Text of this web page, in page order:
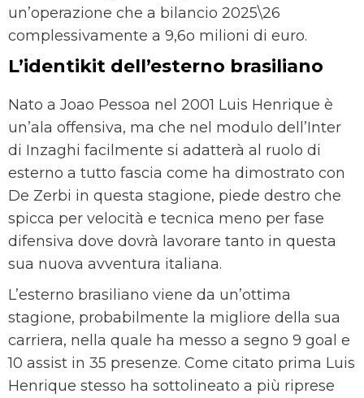
un’operazione che a bilancio 2025\26
complessivamente a 9,6o milioni di euro.
L’identikit dell’esterno brasiliano
Nato a Joao Pessoa nel 2001 Luis Henrique è
un’ala offensiva, ma che nel modulo dell’Inter
di Inzaghi facilmente si adatterà al ruolo di
esterno a tutto fascia come ha dimostrato con
De Zerbi in questa stagione, piede destro che
spicca per velocità e tecnica meno per fase
difensiva dove dovrà lavorare tanto in questa
sua nuova avventura italiana.
L’esterno brasiliano viene da un’ottima
stagione, probabilmente la migliore della sua
carriera, nella quale ha messo a segno 9 goal e
10 assist in 35 presenze. Come citato prima Luis
Henrique stesso ha sottolineato a più riprese